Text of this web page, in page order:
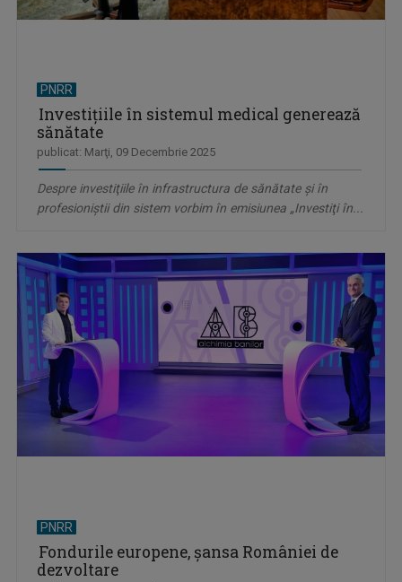
PNRR
Investiţiile în sistemul medical generează
sănătate
publicat: Marţi, 09 Decembrie 2025
Despre investiţiile în infrastructura de sănătate şi în
profesioniştii din sistem vorbim în emisiunea „Investiţi în...
PNRR
Fondurile europene, șansa României de
dezvoltare